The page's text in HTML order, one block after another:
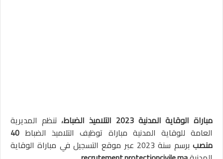
مباراة الوقاية المدنية 2023 التلاميذ الضباط،
تنظم المديرية
العامة للوقاية المدنية مباراة توظيف التلاميذ الضباط 40
منصب
برسم سنة 2023 عبر موقع التسجيل في مباراة الوقاية